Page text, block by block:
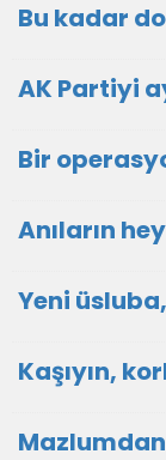
Bu kadar
AK Partiyi
Bir
Anıların
Yeni
Kaşıyın,